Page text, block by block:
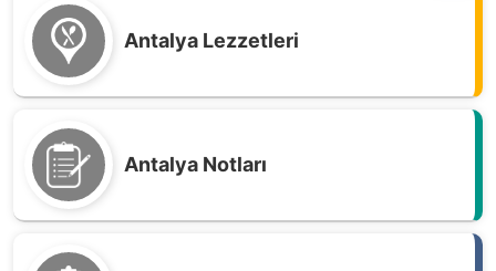
Antalya Lezzetleri
Antalya Notları